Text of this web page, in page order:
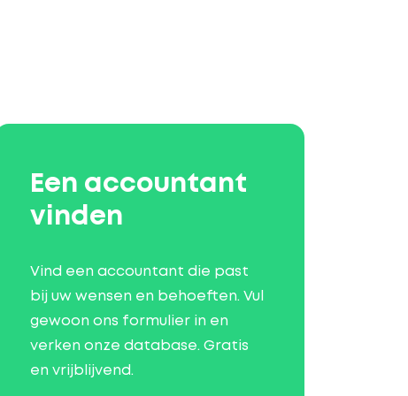
Een accountant
vinden
Vind een accountant die past
bij uw wensen en behoeften. Vul
gewoon ons formulier in en
verken onze database. Gratis
en vrijblijvend.